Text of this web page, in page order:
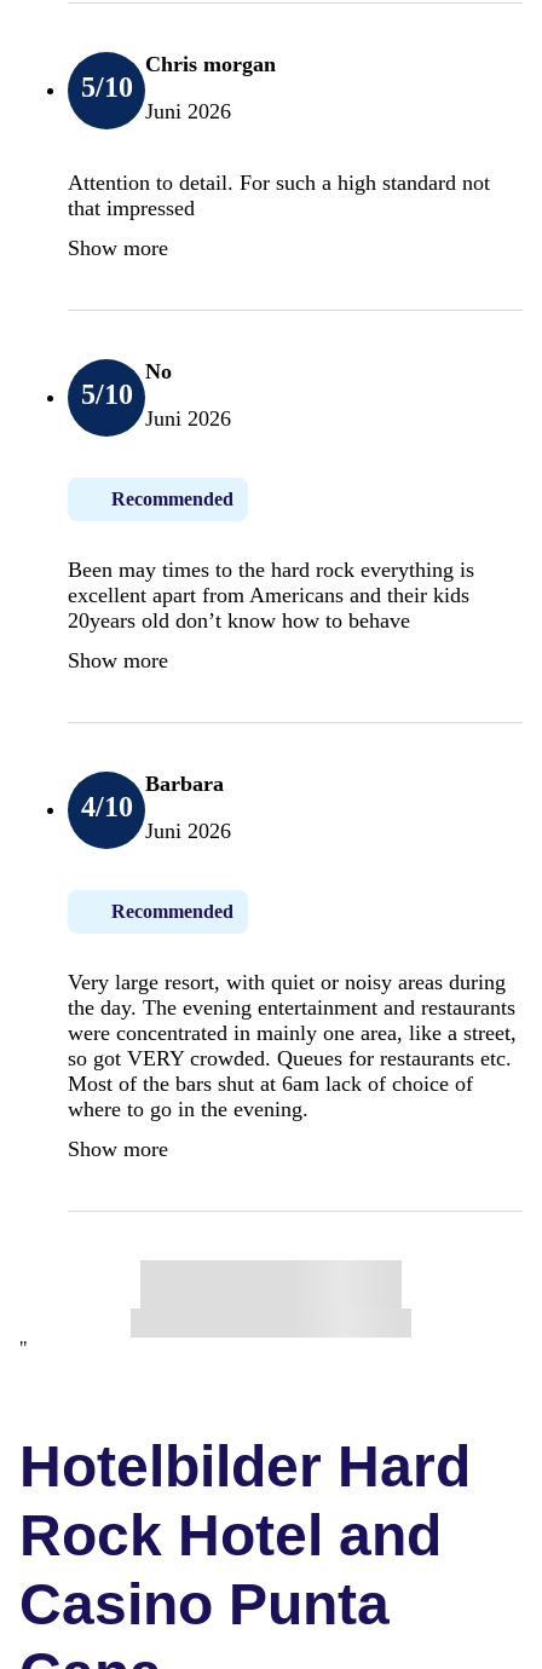
5/10
Chris morgan
Juni 2026
Attention to detail. For such a high standard not
that impressed
Show more
5/10
No
Juni 2026
Recommended
Been may times to the hard rock everything is
excellent apart from Americans and their kids
20years old don’t know how to behave
Show more
4/10
Barbara
Juni 2026
Recommended
Very large resort, with quiet or noisy areas during
the day. The evening entertainment and restaurants
were concentrated in mainly one area, like a street,
so got VERY crowded. Queues for restaurants etc.
Most of the bars shut at 6am lack of choice of
where to go in the evening.
Show more
"
Hotelbilder Hard
Rock Hotel and
Casino Punta